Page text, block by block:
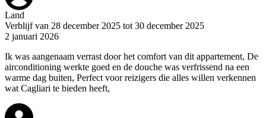
Land
Verblijf van 28 december 2025 tot 30 december 2025
2 januari 2026
Ik was aangenaam verrast door het comfort van dit appartement, De
airconditioning werkte goed en de douche was verfrissend na een
warme dag buiten, Perfect voor reizigers die alles willen verkennen
wat Cagliari te bieden heeft,